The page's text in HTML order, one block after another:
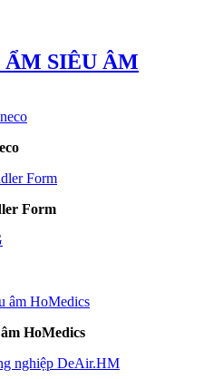
SIÊU ÂM
Form
HoMedics